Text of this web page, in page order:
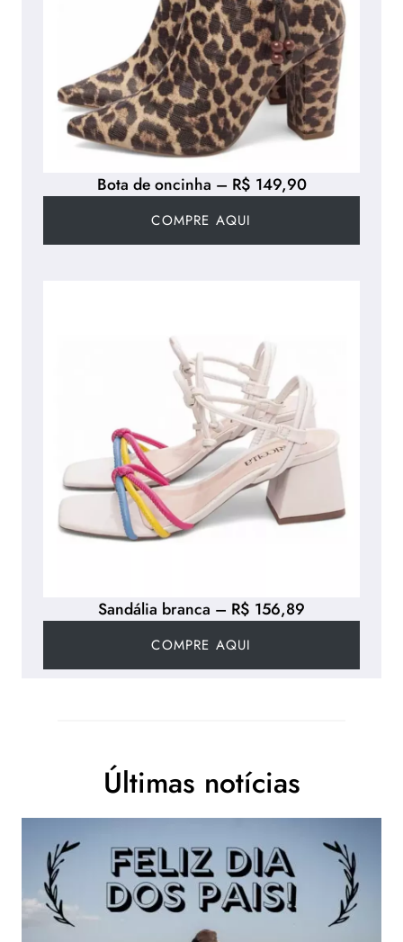
Sandália branca – R$ 156,89
COMPRE AQUI
Bota de oncinha – R$ 149,90
COMPRE AQUI
Últimas notícias